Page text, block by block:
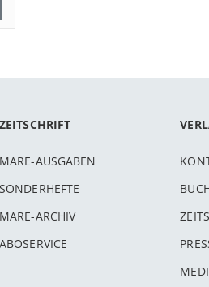
ZEITSCHRIFT
MARE-AUSGABEN
SONDERHEFTE
MARE-ARCHIV
ABOSERVICE